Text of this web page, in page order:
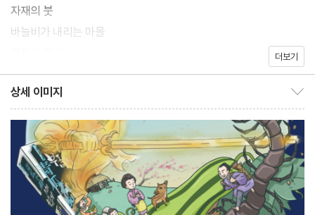
이 수상한 이야기꾼의 정체는 무엇일까. 그녀가 등에 업고 온 부동명
자재의 붓
바늘비가 내리는 마을
더보기
상세 이미지